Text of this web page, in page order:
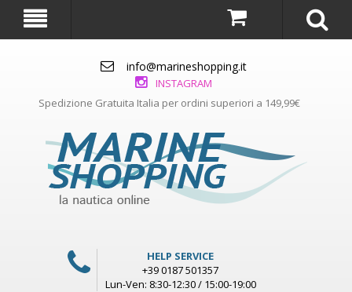
info@marineshopping.it
INSTAGRAM
Spedizione Gratuita Italia per ordini superiori a 149,99€
HELP SERVICE
+39 0187 501357
Lun-Ven: 8:30-12:30 / 15:00-19:00